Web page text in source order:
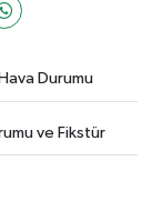
Durumu
ve Fikstür